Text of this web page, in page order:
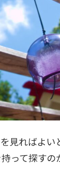
見ればよ
って探すの